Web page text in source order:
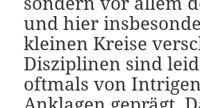
und hier
kleinen Kreise
Disziplinen sind
oftmals von